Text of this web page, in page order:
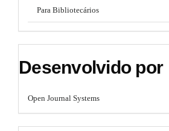
Para Bibliotecários
Desenvolvido por
Open Journal Systems